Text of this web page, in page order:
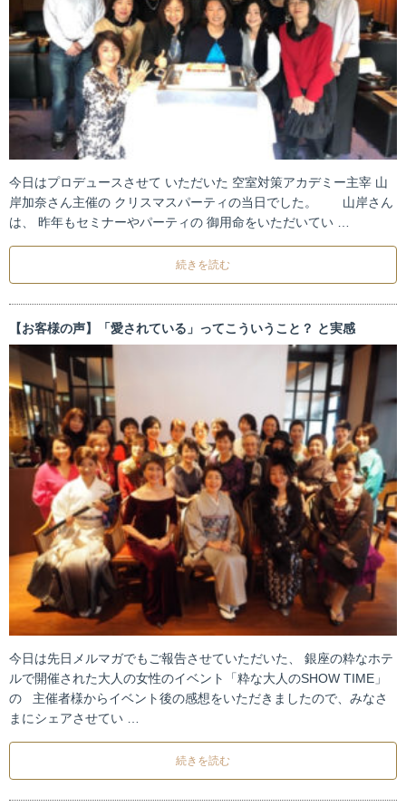
今日はプロデュースさせて いただいた 空室対策アカデミー主宰 山
岸加奈さん主催の クリスマスパーティの当日でした。 山岸さん
は、 昨年もセミナーやパーティの 御用命をいただいてい …
続きを読む
【お客様の声】「愛されている」ってこういうこと？ と実感
今日は先日メルマガでもご報告させていただいた、 銀座の粋なホテ
ルで開催された大人の女性のイベント「粋な大人のSHOW TIME」
の 主催者様からイベント後の感想をいただきましたので、みなさ
まにシェアさせてい …
続きを読む